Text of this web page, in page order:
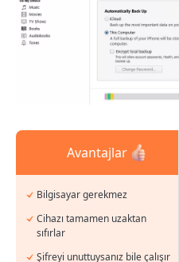
Avantajlar
Bilgisayar gerekmez
Cihazı tamamen uzaktan
sıfırlar
Şifreyi unuttuysanız bile çalışır